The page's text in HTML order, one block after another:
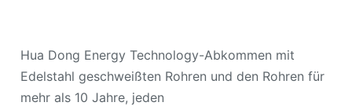
Hua Dong Energy Technology-Abkommen mit
Edelstahl geschweißten Rohren und den Rohren für
mehr als 10 Jahre, jeden